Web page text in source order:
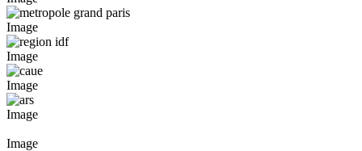
Image
Image
Image
Image
Image